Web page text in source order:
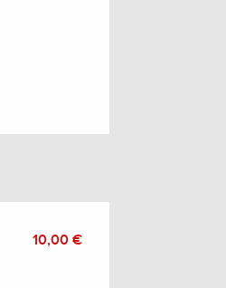
10,00 €